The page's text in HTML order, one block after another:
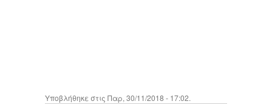
Υποβλήθηκε στις Παρ, 30/11/2018 - 17:02.